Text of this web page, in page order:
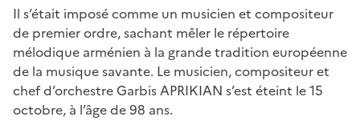
Il s’était imposé comme un musicien et compositeur
de premier ordre, sachant mêler le répertoire
mélodique arménien à la grande tradition européenne
de la musique savante. Le musicien, compositeur et
chef d’orchestre Garbis APRIKIAN s’est éteint le 15
octobre, à l’âge de 98 ans.